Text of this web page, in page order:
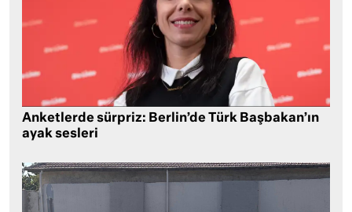
Anketlerde sürpriz: Berlin’de Türk Başbakan’ın
ayak sesleri